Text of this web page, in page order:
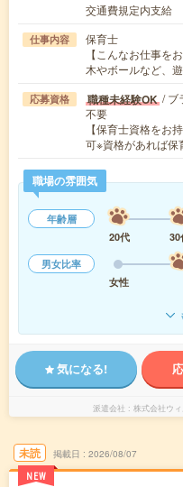
交通費規定内支給
仕事内容
保育士
【こんなお仕事を
木やボールなど、
応募資格 職種未経験OK / ブ
不要
【保育士資格をお
可※資格があれば
職場の雰囲気
年齢層
20代
30
男女比率
女性
気になる!
派遣会社 株式会社ウ
未読
NEW
掲載日 2026/08/07